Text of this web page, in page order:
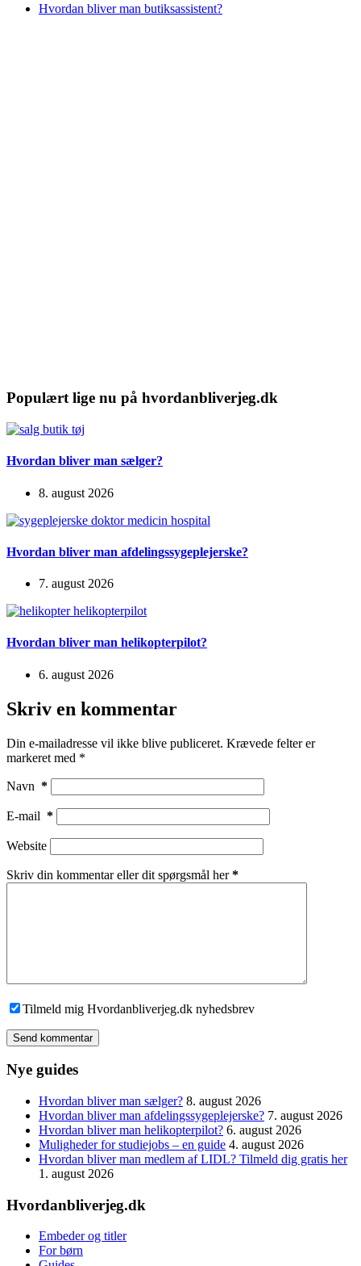
Hvordan bliver man butiksassistent?
Populært lige nu på hvordanbliverjeg.dk
Hvordan bliver man sælger?
8. august 2026
Hvordan bliver man afdelingssygeplejerske?
7. august 2026
Hvordan bliver man helikopterpilot?
6. august 2026
Skriv en kommentar
Din e-mailadresse vil ikke blive publiceret. Krævede felter er
markeret med *
Navn *
E-mail *
Website
Skriv din kommentar eller dit spørgsmål her*
Tilmeld mig Hvordanbliverjeg.dk nyhedsbrev
Send kommentar
Nye guides
Hvordan bliver man sælger? 8. august 2026
Hvordan bliver man afdelingssygeplejerske? 7. august 2026
Hvordan bliver man helikopterpilot? 6. august 2026
Muligheder for studiejobs – en guide 4. august 2026
Hvordan bliver man medlem af LIDL? Tilmeld dig gratis her
1. august 2026
Hvordanbliverjeg.dk
Embeder og titler
For børn